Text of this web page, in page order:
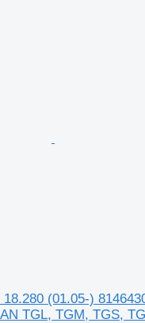
(01.05-)
TGL, TGM, TGS,